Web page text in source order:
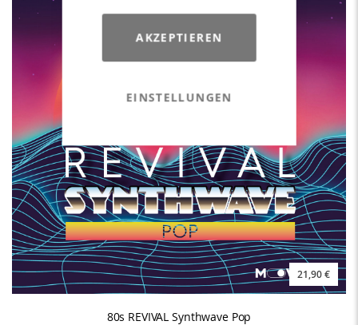
AKZEPTIEREN
EINSTELLUNGEN
21,90 €
80s REVIVAL Synthwave Pop